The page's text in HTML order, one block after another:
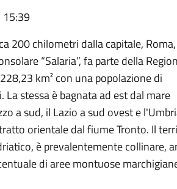
15:39
200 chilometri dalla capitale, Roma,
“Salaria”, fa parte della
km² con una popolazione di
stessa è bagnata ad est dal mare
a sud, il Lazio a sud ovest e
orientale dal fiume Tronto. Il
è prevalentemente collinare,
di aree montuose